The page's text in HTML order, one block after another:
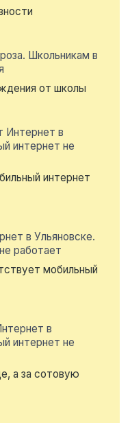
Школьникам в
от школы
Интернет в
интернет не
интернет
в Ульяновске.
работает
мобильный
в
интернет не
а за сотовую